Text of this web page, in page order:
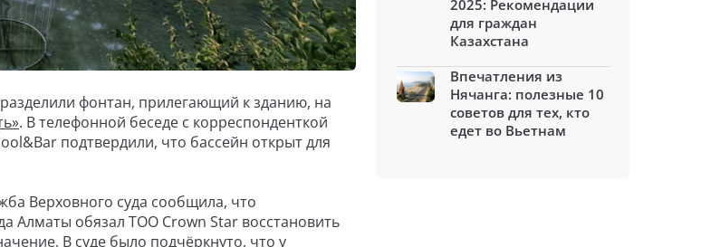
фонтан, прилегающий к зданию, на
. В телефонной беседе с корреспонденткой
подтвердили, что бассейн открыт для
Верховного суда сообщила, что
Алматы обязал ТОО Crown Star восстановить
В суде было подчёркнуто, что у
2025: Рекомендации
для граждан
Казахстана
Впечатления из
Нячанга: полезные 10
советов для тех, кто
едет во Вьетнам